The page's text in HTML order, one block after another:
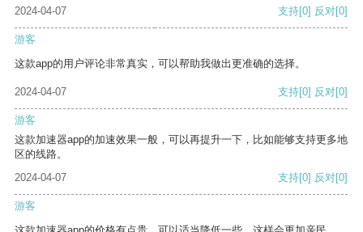
2024-04-07
支持[0] 反对[0]
游客
这款app的用户评论非常真实，可以帮助我做出更准确的选择。
2024-04-07 支持[0] 反对[0]
游客
这款加速器app的加速效果一般，可以再提升一下，比如能够支持更多地
区的线路。
2024-04-07
支持[0] 反对[0]
游客